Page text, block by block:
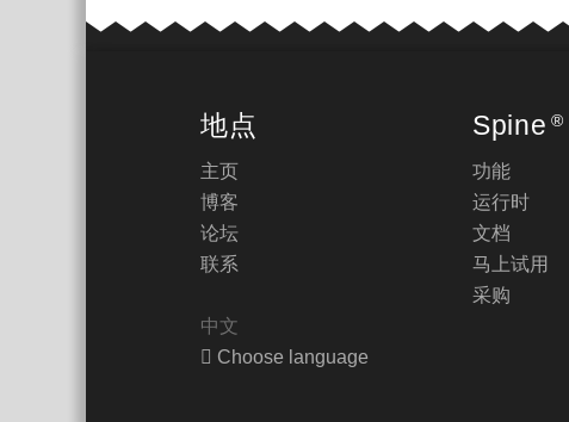
地点
主页
博客
论坛
联系
中文
Choose language
Spine ®
功能
运行时
文档
马上试用
采购